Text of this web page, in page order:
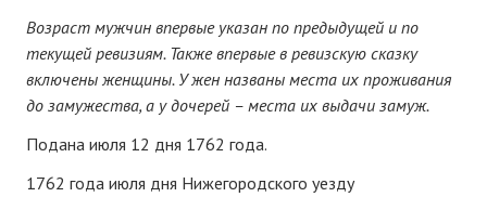
Возраст мужчин впервые указан по предыдущей и по
текущей ревизиям. Также впервые в ревизскую сказку
включены женщины. У жен названы места их проживания
до замужества, а у дочерей – места их выдачи замуж.
Подана июля 12 дня 1762 года.
1762 года июля дня Нижегородского уезду